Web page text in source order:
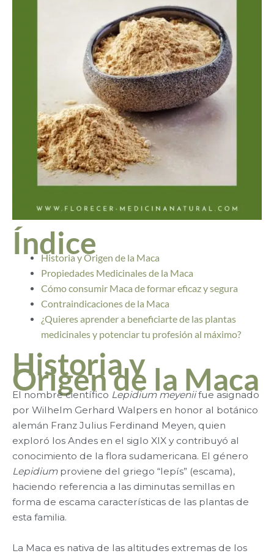
Índice
Historia y Origen de la Maca
Propiedades Medicinales de la Maca
Cómo consumir Maca de formar eficaz y segura
Contraindicaciones de la Maca
¿Quieres aprender a beneficiarte de las plantas
medicinales y potenciar tu profesión al máximo?
Historia y
Origen de la Maca
El nombre científico Lepidium meyeniifue asignado
por Wilhelm Gerhard Walpers en honor al botánico
alemán Franz Julius Ferdinand Meyen, quien
exploró los Andes en el siglo XIX y contribuyó al
conocimiento de la flora sudamericana. El género
Lepidiumproviene del griego “lepís” (escama),
haciendo referencia a las diminutas semillas en
forma de escama características de las plantas de
esta familia.
La Maca es nativa de las altitudes extremas de los